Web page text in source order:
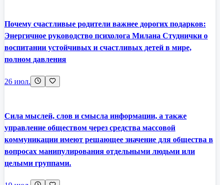
Почему счастливые родители важнее дорогих подарков:
Энергичное руководство психолога Милана Студнички о
воспитании устойчивых и счастливых детей в мире,
полном давления
26 июл.
Сила мыслей, слов и смысла информации, а также
управление обществом через средства массовой
коммуникации имеют решающее значение для общества в
вопросах манипулирования отдельными людьми или
целыми группами.